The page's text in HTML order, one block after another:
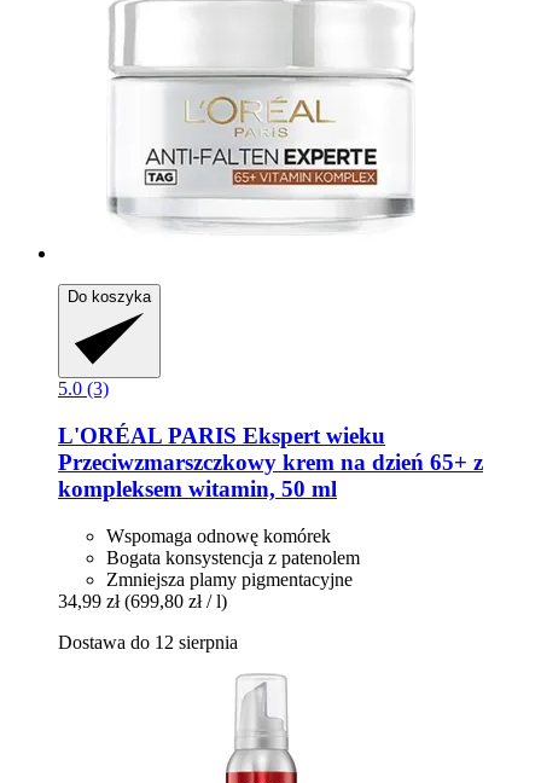
Do koszyka
5.0 (3)
L'ORÉAL PARIS Ekspert wieku
Przeciwzmarszczkowy krem na dzień 65+ z
kompleksem witamin, 50 ml
Wspomaga odnowę komórek
Bogata konsystencja z patenolem
Zmniejsza plamy pigmentacyjne
34,99 zł (699,80 zł / l)
Dostawa do 12 sierpnia